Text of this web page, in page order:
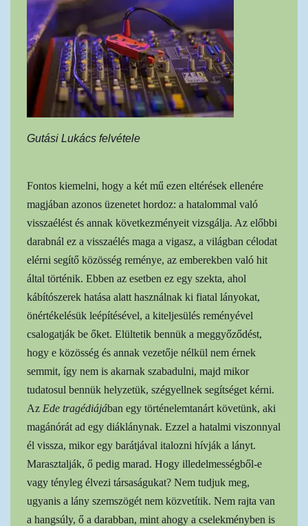
Gutási Lukács felvétele
Fontos kiemelni, hogy a két mű ezen eltérések ellenére
magjában azonos üzenetet hordoz: a hatalommal való
visszaélést és annak következményeit vizsgálja. Az előbbi
darabnál ez a visszaélés maga a vigasz, a világban célodat
elérni segítő közösség reménye, az emberekben való hit
által történik. Ebben az esetben ez egy szekta, ahol
kábítószerek hatása alatt használnak ki fiatal lányokat,
önértékelésük leépítésével, a kiteljesülés reményével
csalogatják be őket. Elültetik bennük a meggyőződést,
hogy e közösség és annak vezetője nélkül nem érnek
semmit, így nem is akarnak szabadulni, majd mikor
tudatosul bennük helyzetük, szégyellnek segítséget kérni.
Az Ede tragédiájában egy történelemtanárt követünk, aki
magánórát ad egy diáklánynak. Ezzel a hatalmi viszonnyal
él vissza, mikor egy barátjával italozni hívják a lányt.
Marasztalják, ő pedig marad. Hogy illedelmességből-e
vagy tényleg élvezi társaságukat? Nem tudjuk meg,
ugyanis a lány szemszögét nem közvetítik. Nem rajta van
a hangsúly, ő a darabban, mint ahogy a cselekményben is